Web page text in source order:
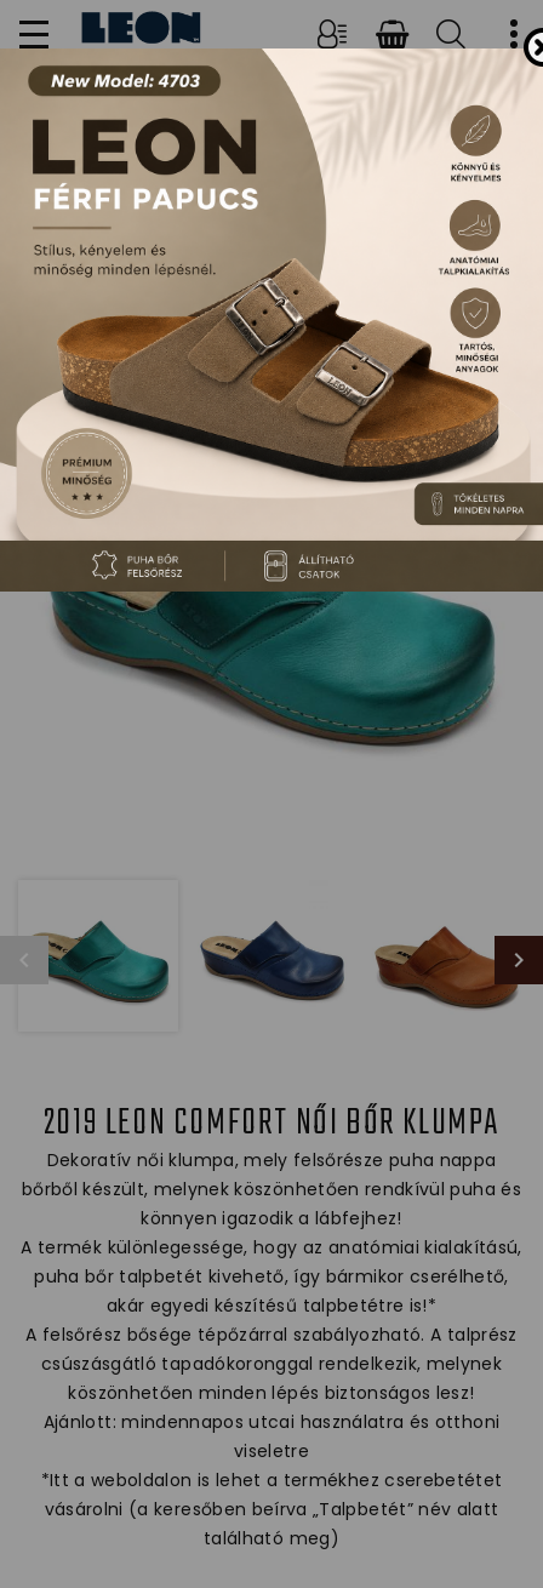
NŐI, FÉRFI PAPUCSOK ÉS
SZANDÁLOK
2019 LEON COMFORT NŐI BŐR KLUMPA
Dekoratív női klumpa, mely felsőrésze puha nappa
bőrből készült, melynek köszönhetően rendkívül puha és
könnyen igazodik a lábfejhez!
A termék különlegessége, hogy az anatómiai kialakítású,
puha bőr talpbetét kivehető, így bármikor cserélhető,
akár egyedi készítésű talpbetétre is!*
A felsőrész bősége tépőzárral szabályozható. A talprész
csúszásgátló tapadókoronggal rendelkezik, melynek
köszönhetően minden lépés biztonságos lesz!
Ajánlott: mindennapos utcai használatra és otthoni
viseletre
*Itt a weboldalon is lehet a termékhez cserebetétet
vásárolni (a keresőben beírva „Talpbetét” név alatt
található meg)